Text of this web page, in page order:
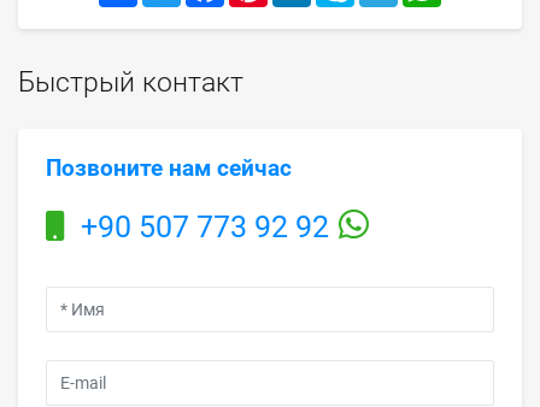
Быстрый контакт
Позвоните нам сейчас
+90 507 773 92 92